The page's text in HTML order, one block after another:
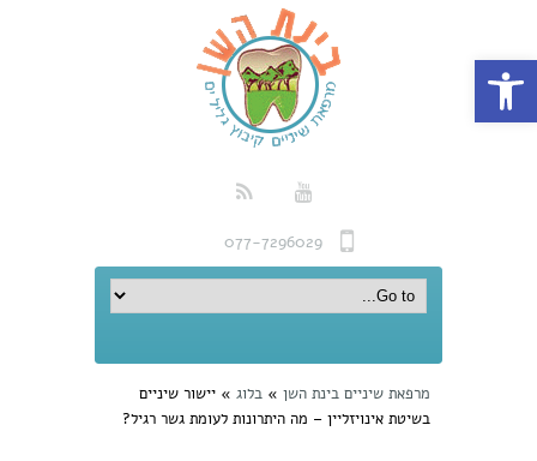
פתח סרגל נגישות
077-7296029
מרפאת שיניים בינת השן » בלוג » יישור שיניים
בשיטת אינויזליין – מה היתרונות לעומת גשר רגיל?